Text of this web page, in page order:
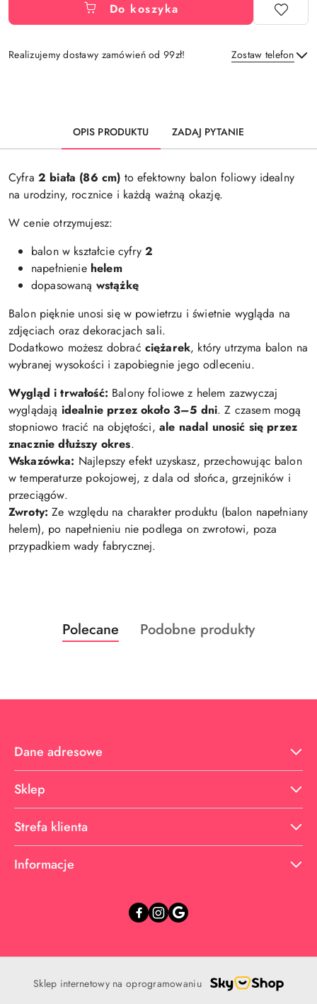
Do koszyka
Realizujemy dostawy zamówień od 99zł! Zostaw telefon
OPIS PRODUKTU ZADAJ PYTANIE
Cyfra 2 biała (86 cm) to efektowny balon foliowy idealny
na urodziny, rocznice i każdą ważną okazję.
W cenie otrzymujesz:
balon w kształcie cyfry2
napełnienie helem
dopasowaną wstążkę
Balon pięknie unosi się w powietrzu i świetnie wygląda na
zdjęciach oraz dekoracjach sali.
Dodatkowo możesz dobrać ciężarek, który utrzyma balon na
wybranej wysokości i zapobiegnie jego odleceniu.
Wygląd i trwałość: Balony foliowe z helem zazwyczaj
wyglądają idealnie przez około 3–5 dni. Z czasem mogą
stopniowo tracić na objętości, ale nadal unosić się przez
znacznie dłuższy okres.
Wskazówka: Najlepszy efekt uzyskasz, przechowując balon
w temperaturze pokojowej, z dala od słońca, grzejników i
przeciągów.
Zwroty: Ze względu na charakter produktu (balon napełniany
helem), po napełnieniu nie podlega on zwrotowi, poza
przypadkiem wady fabrycznej.
Pomiń karuzelę produktów
Produkty
o
Polecane
Produkty
Podobne produkty
Dane adresowe
Sklep
Strefa klienta
Informacje
Sklep internetowy na oprogramowaniu